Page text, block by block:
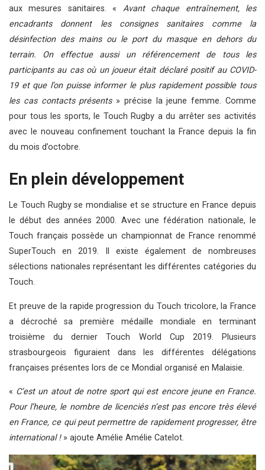
aux mesures sanitaires. « Avant chaque entraînement, les
encadrants donnent les consignes sanitaires comme la
désinfection des mains ou le port du masque en dehors du
terrain. On effectue aussi un référencement de tous les
participants au cas où un joueur était déclaré positif au COVID-
19 et que l’on puisse informer le plus rapidement possible tous
les cas contacts présents» précise la jeune femme. Comme
pour tous les sports, le Touch Rugby a du arrêter ses activités
avec le nouveau confinement touchant la France depuis la fin
du mois d’octobre.
En plein développement
Le Touch Rugby se mondialise et se structure en France depuis
le début des années 2000. Avec une fédération nationale, le
Touch français possède un championnat de France renommé
SuperTouch en 2019. Il existe également de nombreuses
sélections nationales représentant les différentes catégories du
Touch.
Et preuve de la rapide progression du Touch tricolore, la France
a décroché sa première médaille mondiale en terminant
troisième du dernier Touch World Cup 2019. Plusieurs
strasbourgeois figuraient dans les différentes délégations
françaises présentes lors de ce Mondial organisé en Malaisie.
« C’est un atout de notre sport qui est encore jeune en France.
Pour l’heure, le nombre de licenciés n’est pas encore très élevé
en France, ce qui peut permettre de rapidement progresser, être
international !» ajoute Amélie Amélie Catelot.